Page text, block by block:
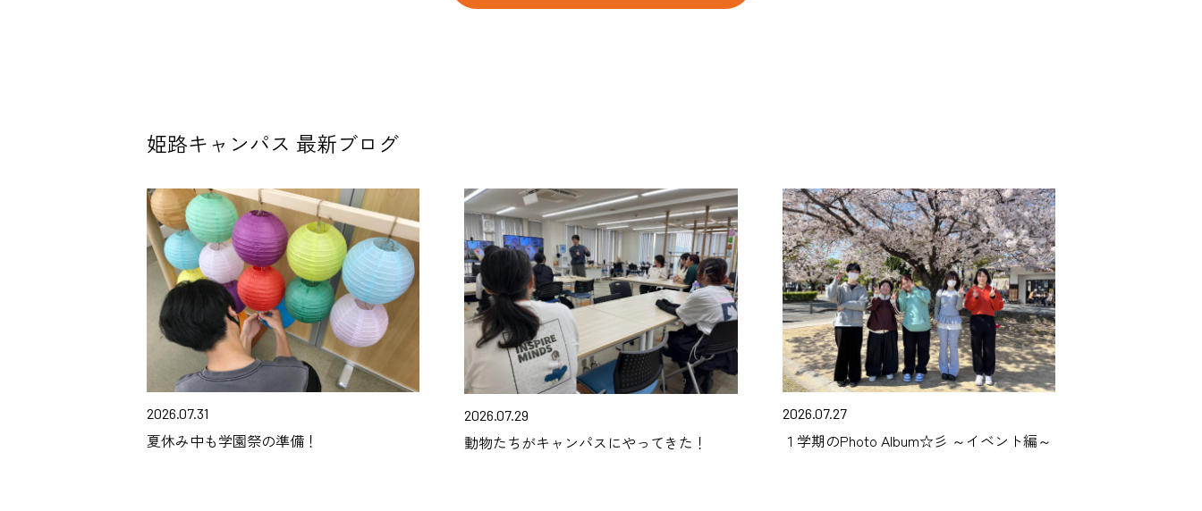
姫路キャンパス 最新ブログ
2026.07.31
夏休み中も学園祭の準備！
2026.07.29
動物たちがキャンパスにやってきた！
2026.07.27
１学期のPhoto Album☆彡 ～イベント編～